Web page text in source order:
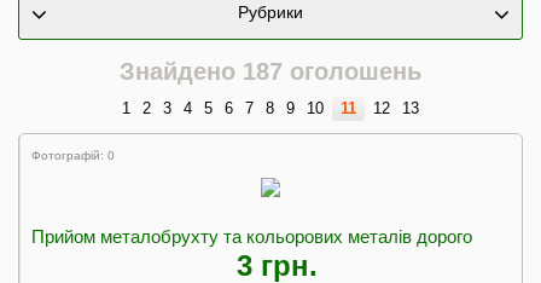
Рубрики
Знайдено 187 оголошень
1 2 3 4 5 6 7 8 9 10 11 12 13
Фотографій: 0
Прийом металобрухту та кольорових металів дорого
3 грн.